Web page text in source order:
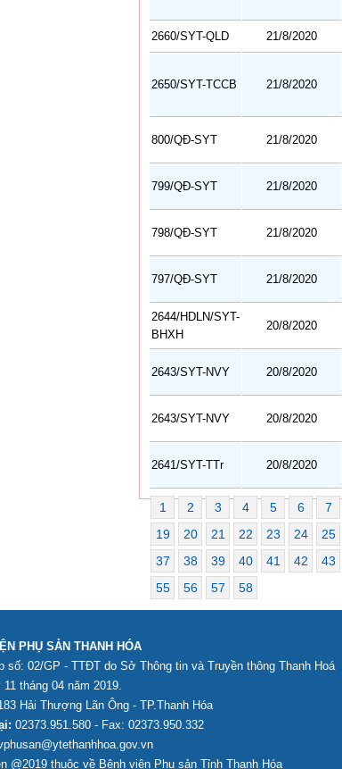
2660/SYT-QLD 21/8/2020
2650/SYT-TCCB 21/8/2020
800/QĐ-SYT 21/8/2020
799/QĐ-SYT 21/8/2020
798/QĐ-SYT 21/8/2020
797/QĐ-SYT 21/8/2020
2644/HDLN/SYT-
BHXH
20/8/2020
2643/SYT-NVY 20/8/2020
2643/SYT-NVY 20/8/2020
2641/SYT-TTr 20/8/2020
1 2 3 4 5 6 7
19
20 21 22 23 24 25
37
38 39 40 41 42 43
55
56 57 58
PHỤ SẢN THANH HÓA
số: 02/GP - TTĐT do Sở Thông tin và Truyền thông Thanh Hoá
11 tháng 04 năm 2019.
Hải Thượng Lãn Ông - TP.Thanh Hóa
02373.951.580 - Fax: 02373.950.332
@2019 thuộc về Bệnh viện Phụ sản Tỉnh Thanh Hóa